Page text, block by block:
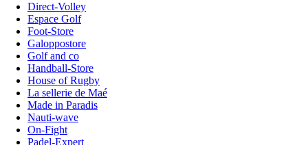
Direct-Volley
Espace Golf
Foot-Store
Galoppostore
Golf and co
Handball-Store
House of Rugby
La sellerie de Maé
Made in Paradis
Nauti-wave
On-Fight
Padel-Expert